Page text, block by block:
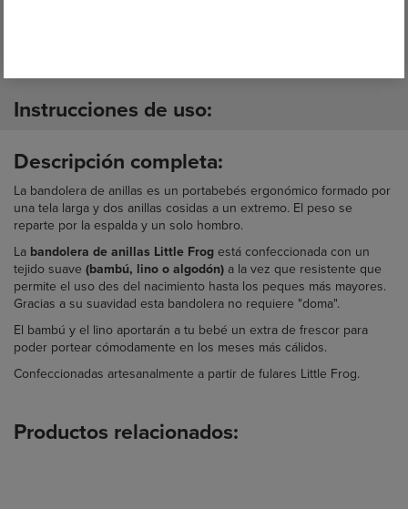
Instrucciones de uso:
Descripción completa:
La bandolera de anillas es un portabebés ergonómico formado por
una tela larga y dos anillas cosidas a un extremo. El peso se
reparte por la espalda y un solo hombro.
La bandolera de anillas Little Frog está confeccionada con un
tejido suave (bambú, lino o algodón) a la vez que resistente que
permite el uso des del nacimiento hasta los peques más mayores.
Gracias a su suavidad esta bandolera no requiere "doma".
El bambú y el lino aportarán a tu bebé un extra de frescor para
poder portear cómodamente en los meses más cálidos.
Confeccionadas artesanalmente a partir de fulares Little Frog.
Productos relacionados: